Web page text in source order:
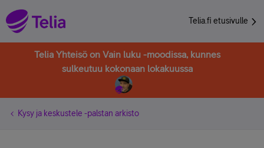
Telia.fi etusivulle
Telia Yhteisö on Vain luku -moodissa, kunnes
sulkeutuu kokonaan lokakuussa
Kysy ja keskustele -palstan arkisto